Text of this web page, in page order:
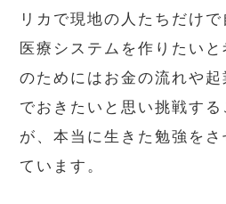
リカで現地の人たちだけ
医療システムを作りたい
のためにはお金の流れや
でおきたいと思い挑戦す
が、本当に生きた勉強をさ
ています。